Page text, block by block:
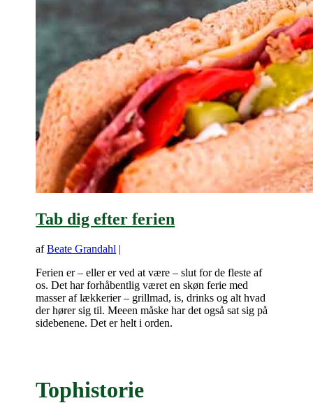
Tab dig efter ferien
afBeate Grandahl |
Ferien er – eller er ved at være – slut for de fleste af
os. Det har forhåbentlig været en skøn ferie med
masser af lækkerier – grillmad, is, drinks og alt hvad
der hører sig til. Meeen måske har det også sat sig på
sidebenene. Det er helt i orden.
Tophistorie